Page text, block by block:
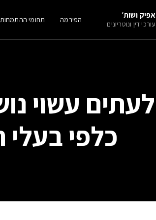
אפיק ושות׳
עורכי דין ונוטריונים הפירמה תחומי ההתמחות
לעתים עשוי
כלפי